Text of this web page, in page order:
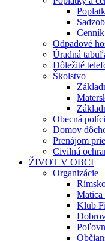
Odpadové
Úradná
Dôležité
Školstvo
Obecná
Domov
Prenájom
Civilná
ŽIVOT V OBCI
Organizácie
Matica
Klub